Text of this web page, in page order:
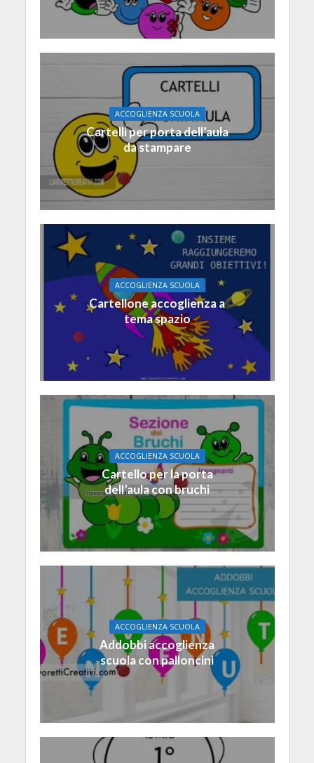
ACCOGLIENZA SCUOLA
Cartelli per porta dell’aula
da stampare
ACCOGLIENZA SCUOLA
Cartellone accoglienza a
tema spazio
ACCOGLIENZA SCUOLA
Cartello per la porta
dell’aula con bruchi
ACCOGLIENZA SCUOLA
Addobbi accoglienza
scuola con palloncini